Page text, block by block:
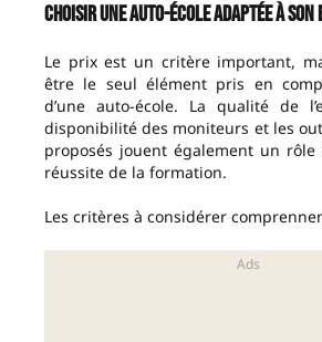
Choisir une auto-école adaptée à son
Le prix est un critère important,
être le seul élément pris en
d’une auto-école. La qualité de
disponibilité des moniteurs et les
proposés jouent également un rôle
réussite de la formation.
Les critères à considérer